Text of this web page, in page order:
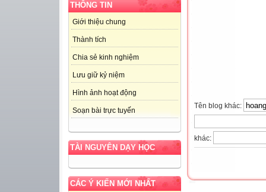
THÔNG TIN
Giới thiệu chung
Thành tích
Chia sẻ kinh nghiệm
Lưu giữ kỷ niệm
Hình ảnh hoạt động
Soạn bài trực tuyến
TÀI NGUYÊN DẠY HỌC
CÁC Ý KIẾN MỚI NHẤT
Tên blog khác:
khác: